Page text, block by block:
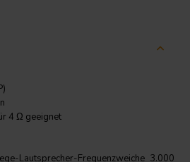
4 Ω geeignet
Lautsprecher-Frequenzweiche 3.000